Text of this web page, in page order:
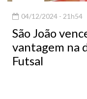
04/12/2024 - 21h54
São João
vantagem na
Futsal